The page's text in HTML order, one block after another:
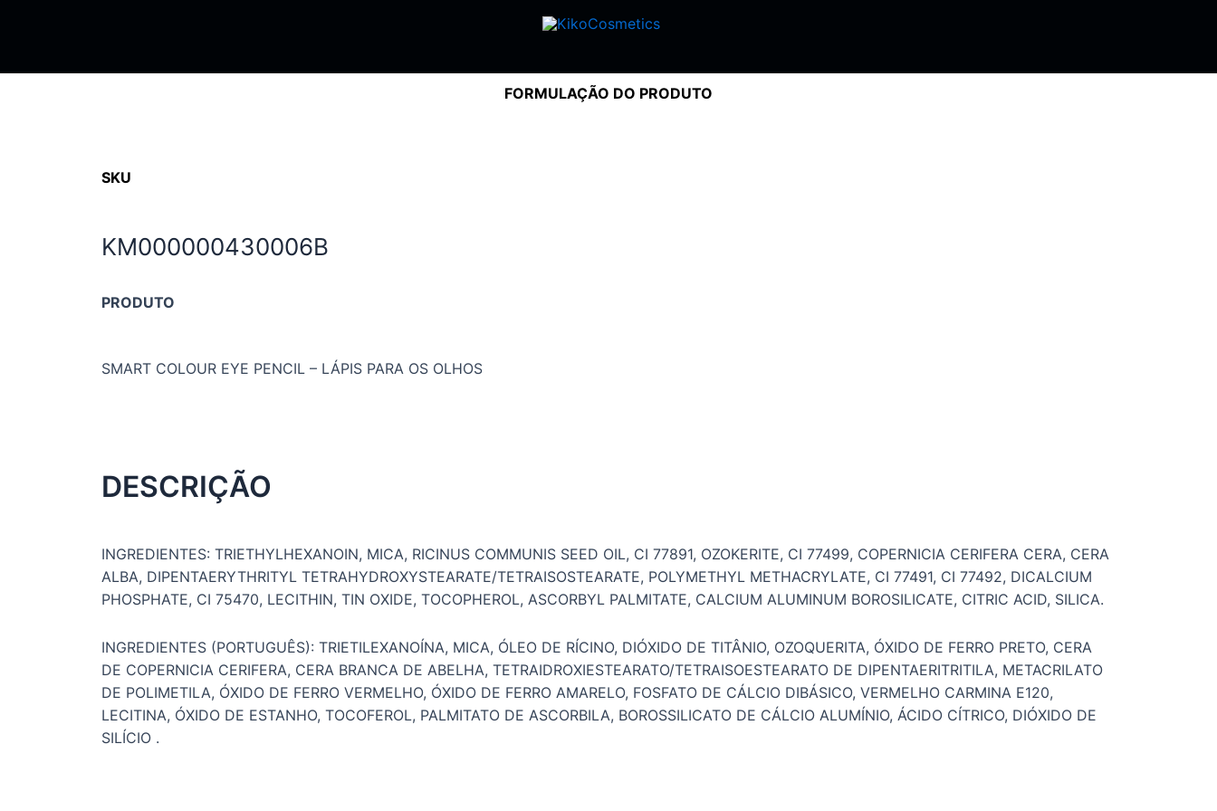
FORMULAÇÃO DO PRODUTO
SKU
KM000000430006B
PRODUTO
SMART COLOUR EYE PENCIL – LÁPIS PARA OS OLHOS
DESCRIÇÃO
INGREDIENTES: TRIETHYLHEXANOIN, MICA, RICINUS COMMUNIS SEED OIL, CI 77891, OZOKERITE, CI 77499, COPERNICIA CERIFERA CERA, CERA
ALBA, DIPENTAERYTHRITYL TETRAHYDROXYSTEARATE/TETRAISOSTEARATE, POLYMETHYL METHACRYLATE, CI 77491, CI 77492, DICALCIUM
PHOSPHATE, CI 75470, LECITHIN, TIN OXIDE, TOCOPHEROL, ASCORBYL PALMITATE, CALCIUM ALUMINUM BOROSILICATE, CITRIC ACID, SILICA.
INGREDIENTES (PORTUGUÊS): TRIETILEXANOÍNA, MICA, ÓLEO DE RÍCINO, DIÓXIDO DE TITÂNIO, OZOQUERITA, ÓXIDO DE FERRO PRETO, CERA
DE COPERNICIA CERIFERA, CERA BRANCA DE ABELHA, TETRAIDROXIESTEARATO/TETRAISOESTEARATO DE DIPENTAERITRITILA, METACRILATO
DE POLIMETILA, ÓXIDO DE FERRO VERMELHO, ÓXIDO DE FERRO AMARELO, FOSFATO DE CÁLCIO DIBÁSICO, VERMELHO CARMINA E120,
LECITINA, ÓXIDO DE ESTANHO, TOCOFEROL, PALMITATO DE ASCORBILA, BOROSSILICATO DE CÁLCIO ALUMÍNIO, ÁCIDO CÍTRICO, DIÓXIDO DE
SILÍCIO .